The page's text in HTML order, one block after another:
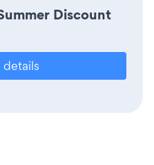
Discount
details